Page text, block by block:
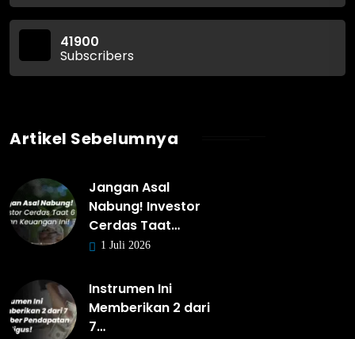
41900
Subscribers
Artikel Sebelumnya
Jangan Asal
Nabung! Investor
Cerdas Taat…
1 Juli 2026
Instrumen Ini
Memberikan 2 dari
7…